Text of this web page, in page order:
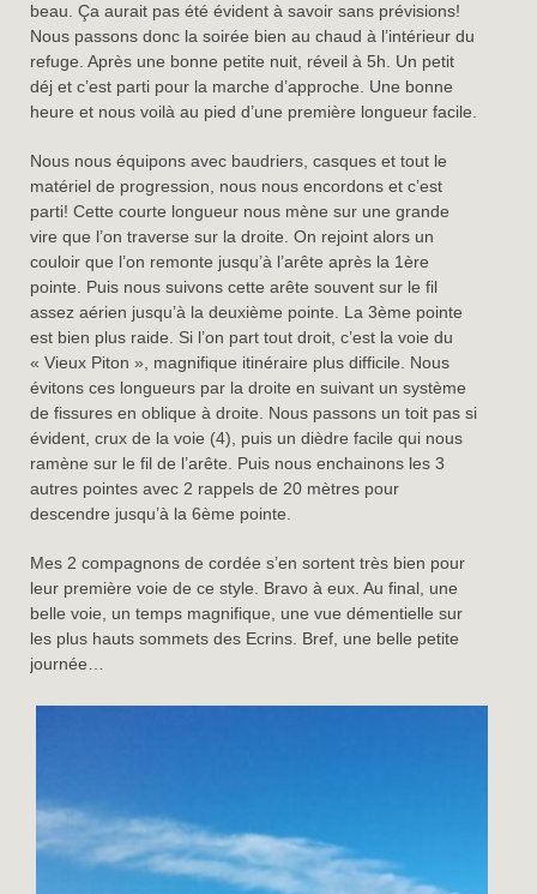
beau. Ça aurait pas été évident à savoir sans prévisions!
Nous passons donc la soirée bien au chaud à l’intérieur du
refuge. Après une bonne petite nuit, réveil à 5h. Un petit
déj et c’est parti pour la marche d’approche. Une bonne
heure et nous voilà au pied d’une première longueur facile.
Nous nous équipons avec baudriers, casques et tout le
matériel de progression, nous nous encordons et c’est
parti! Cette courte longueur nous mène sur une grande
vire que l’on traverse sur la droite. On rejoint alors un
couloir que l’on remonte jusqu’à l’arête après la 1ère
pointe. Puis nous suivons cette arête souvent sur le fil
assez aérien jusqu’à la deuxième pointe. La 3ème pointe
est bien plus raide. Si l’on part tout droit, c’est la voie du
« Vieux Piton », magnifique itinéraire plus difficile. Nous
évitons ces longueurs par la droite en suivant un système
de fissures en oblique à droite. Nous passons un toit pas si
évident, crux de la voie (4), puis un dièdre facile qui nous
ramène sur le fil de l’arête. Puis nous enchainons les 3
autres pointes avec 2 rappels de 20 mètres pour
descendre jusqu’à la 6ème pointe.
Mes 2 compagnons de cordée s’en sortent très bien pour
leur première voie de ce style. Bravo à eux. Au final, une
belle voie, un temps magnifique, une vue démentielle sur
les plus hauts sommets des Ecrins. Bref, une belle petite
journée…